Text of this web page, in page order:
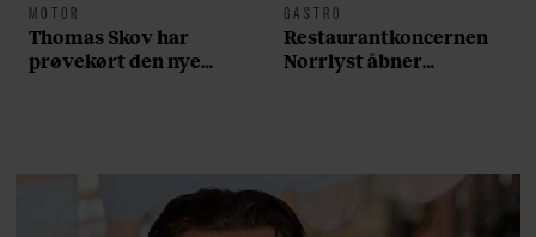
MOTOR
Thomas Skov har
prøvekørt den nye
GASTRO
Restaurantkoncernen
Norrlyst åbner